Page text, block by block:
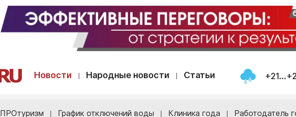
Новости Народные новости Статьи
ПРОтуризм График отключений воды Клиника года Работодатель